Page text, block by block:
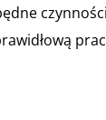
czynności